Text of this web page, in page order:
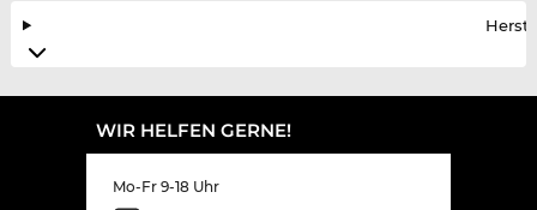
WIR HELFEN GERNE!
Mo-Fr 9-18 Uhr